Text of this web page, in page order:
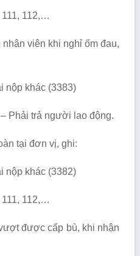
112,…
viên khi nghỉ ốm đau,
nộp khác (3383)
người lao động.
tại đơn vị, ghi:
nộp khác (3382)
112,…
đư­ợc cấp bù, khi nhận